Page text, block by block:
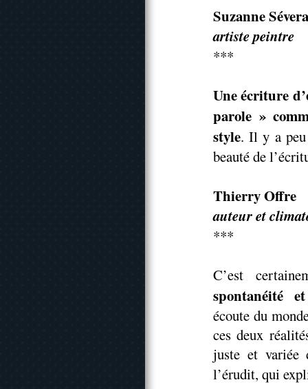
Suzanne Sévera
artiste peintre
***
Une écriture
parole »
style. Il y a peu
beauté de
Thierry Offre
auteur et
***
C’est
spontanéité
écoute du
ces deux
juste et variée
l’érudit, qui